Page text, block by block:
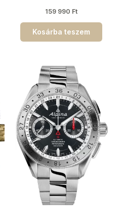
159 990 Ft
Kosárba teszem